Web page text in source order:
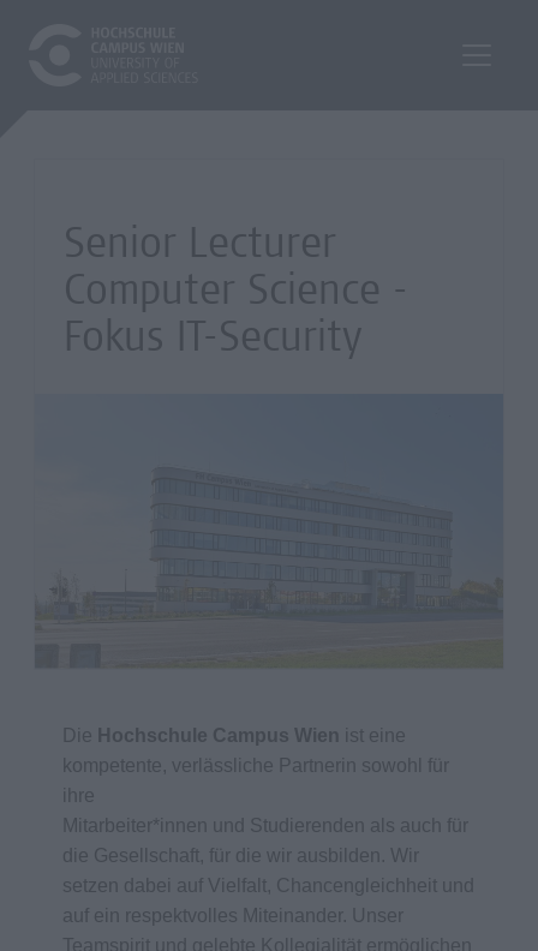
Senior Lecturer
Computer Science -
Fokus IT-Security
Die Hochschule Campus Wien
ist eine
kompetente, verlässliche Partnerin sowohl für
ihre
Mitarbeiter*innen und Studierenden als auch für
die Gesellschaft, für die wir ausbilden. Wir
setzen dabei auf Vielfalt, Chancengleichheit und
auf ein respektvolles Miteinander. Unser
Teamspirit und gelebte Kollegialität ermöglichen